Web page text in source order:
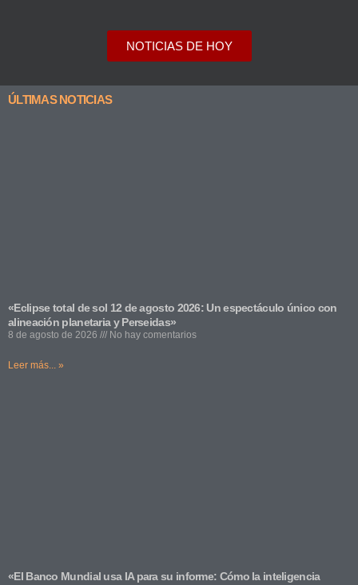
NOTICIAS DE HOY
ÚLTIMAS NOTICIAS
«Eclipse total de sol 12 de agosto 2026: Un espectáculo único con
alineación planetaria y Perseidas»
8 de agosto de 2026 No hay comentarios
Leer más... »
«El Banco Mundial usa IA para su informe: Cómo la inteligencia